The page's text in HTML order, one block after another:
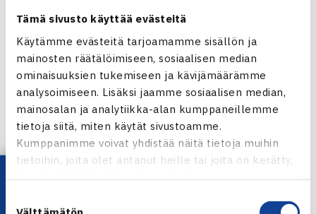
Tämä sivusto käyttää evästeitä
Käytämme evästeitä tarjoamamme sisällön ja
mainosten räätälöimiseen, sosiaalisen median
ominaisuuksien tukemiseen ja kävijämäärämme
analysoimiseen. Lisäksi jaamme sosiaalisen median,
mainosalan ja analytiikka-alan kumppaneillemme
tietoja siitä, miten käytät sivustoamme.
Kumppanimme voivat yhdistää näitä tietoja muihin
tietoihin, joita olet antanut heille tai joita on kerätty,
kun olet käyttänyt heidän palvelujaan.
tuomaria, Patrik Grahn ja Juhapekka Suutarinen. Harri
referee.
Jaa:
← Edellinen
Seuraava uutinen: T.Nieminen toiselle